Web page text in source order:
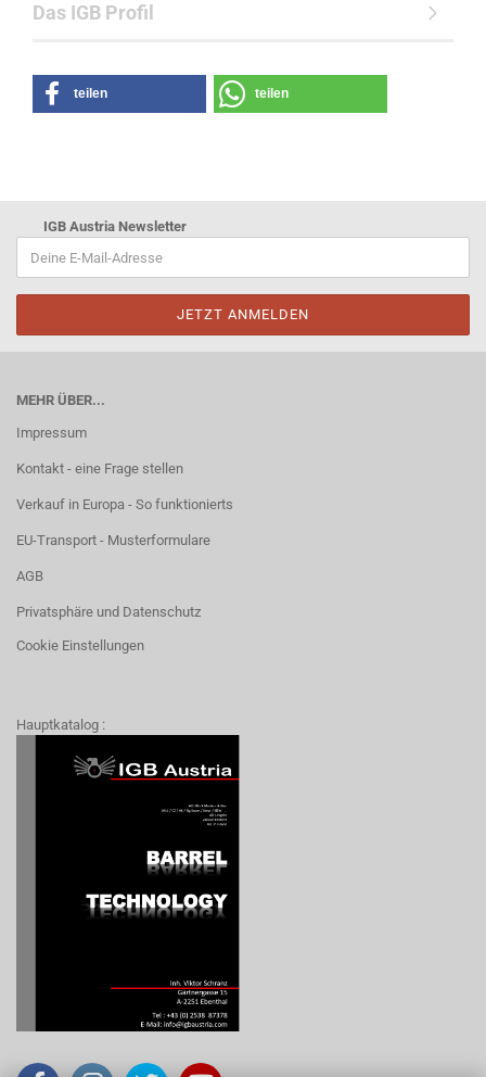
Das IGB Profil
teilen teilen
IGB Austria Newsletter
MEHR ÜBER...
Impressum
Kontakt - eine Frage stellen
Verkauf in Europa - So funktionierts
EU-Transport - Musterformulare
AGB
Privatsphäre und Datenschutz
Cookie Einstellungen
Hauptkatalog :